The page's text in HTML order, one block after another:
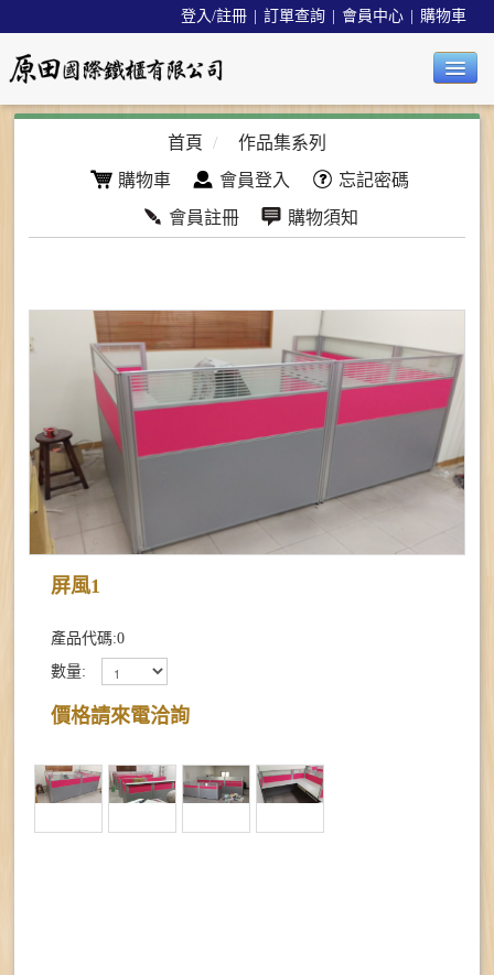
購物車
會員中心
訂單查詢
登入/註冊
公司簡介
最新消息
辦公椅系列
沙發/茶几系列
餐桌椅系列
精品系列
金庫系列
首頁 /
作品集系列
購物車
會員登入
忘記密碼
會員註冊
購物須知
屏風1
產品代碼:0
數量:
價格請來電洽詢